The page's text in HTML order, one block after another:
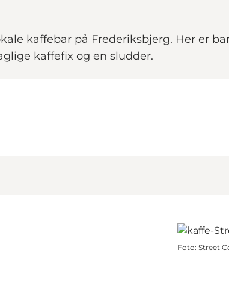
kaffebar på Frederiksbjerg. Her er
kaffefix og en sludder.
Foto: Street